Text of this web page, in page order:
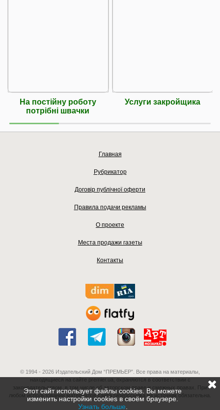
На постійну роботу
потрібні швачки
Услуги закройщика
Главная
Рубрикатор
Договір публічної оферти
Правила подачи рекламы
О проекте
Места продажи газеты
Контакты
© 1994 - 2026 Издательский Дом “ПРЕМЬЕР”. Все права на материалы,
находящиеся на сайте premier.ua, охраняются в соответствии с
законодательством, в том числе об авторском праве и смежных правах. При
любом использовании материалов сайта гиперссылка на источник обязательна.
Этот сайт использует файлы cookies. Вы можете
изменить настройки cookies в своём браузере.
Узнать больше